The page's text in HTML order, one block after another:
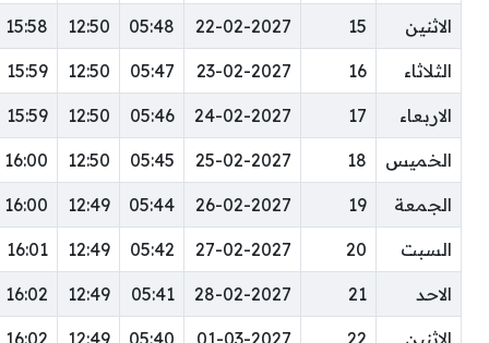
الاثنين 15
22-02-2027
05:48
12:50
15:58
الثلاثاء 16
23-02-2027
05:47
12:50
15:59
الاربعاء 17
24-02-2027
05:46
12:50
15:59
الخميس 18
25-02-2027
05:45
12:50
16:00
الجمعة 19
26-02-2027
05:44
12:49
16:00
السبت 20
27-02-2027
05:42
12:49
16:01
الاحد 21
28-02-2027
05:41
12:49
16:02
الاثنين 22
01-03-2027
05:40
12:49
16:02